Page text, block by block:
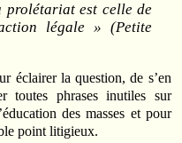
prolétariat est celle de
légale » (Petite
éclairer la question, de s’en
toutes phrases inutiles sur
des masses et pour
point litigieux.